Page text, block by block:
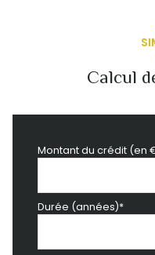
Calcul
Montant du crédit (en
Durée (années)*